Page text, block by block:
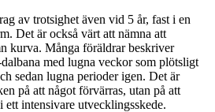
av trotsighet även vid 5 år, fast i en
Det är också värt att nämna att
kurva. Många föräldrar beskriver
med lugna veckor som plötsligt
sedan lugna perioder igen. Det är
på att något förvärras, utan på att
intensivare utvecklingsskede.